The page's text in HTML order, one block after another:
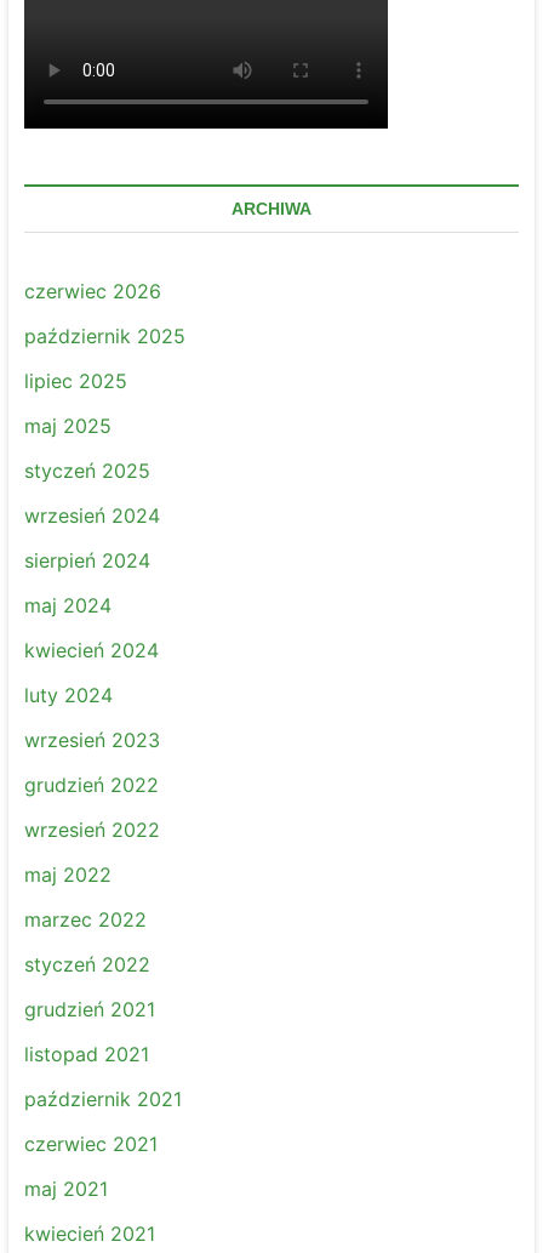
ARCHIWA
czerwiec 2026
październik 2025
lipiec 2025
maj 2025
styczeń 2025
wrzesień 2024
sierpień 2024
maj 2024
kwiecień 2024
luty 2024
wrzesień 2023
grudzień 2022
wrzesień 2022
maj 2022
marzec 2022
styczeń 2022
grudzień 2021
listopad 2021
październik 2021
czerwiec 2021
maj 2021
kwiecień 2021